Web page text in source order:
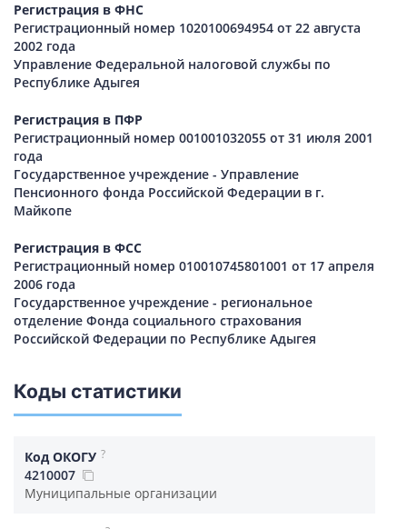
Регистрация в ФНС
Регистрационный номер 1020100694954 от 22 августа
2002 года
Управление Федеральной налоговой службы по
Республике Адыгея
Регистрация в ПФР
Регистрационный номер 001001032055 от 31 июля 2001
года
Государственное учреждение - Управление
Пенсионного фонда Российской Федерации в г.
Майкопе
Регистрация в ФСС
Регистрационный номер 010010745801001 от 17 апреля
2006 года
Государственное учреждение - региональное
отделение Фонда социального страхования
Российской Федерации по Республике Адыгея
Коды статистики
Код ОКОГУ ?
4210007
Муниципальные организации